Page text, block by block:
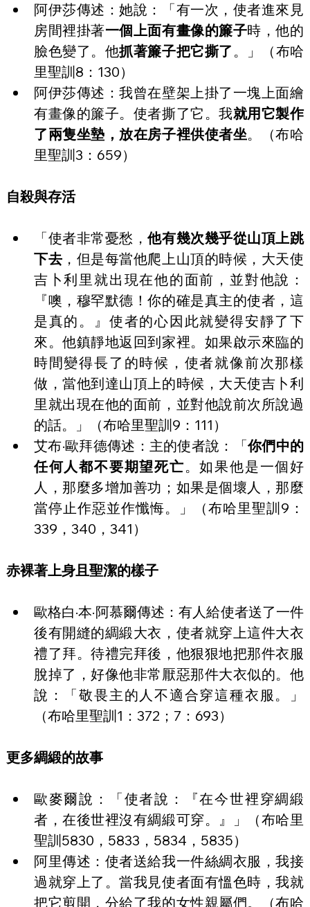
阿伊莎傳述：她說：「有一次，使者進來見
房間裡掛著一個上面有畫像的簾子時，他的
臉色變了。他抓著簾子把它撕了 。」（布哈
里聖訓8：130）
阿伊莎傳述：我曾在壁架上掛了一塊上面繪
有畫像的簾子。使者撕了它。我就用它製作
了兩隻坐墊，放在房子裡供使者坐。（布哈
里聖訓3：659）
自殺與存活
「使者非常憂愁，他有幾次幾乎從山頂上跳
下去 ，但是每當他爬上山頂的時候，大天使
吉卜利里就出現在他的面前，並對他說：
『噢，穆罕默德！你的確是真主的使者，這
是真的。』使者的心因此就變得安靜了下
來。他鎮靜地返回到家裡。如果啟示來臨的
時間變得長了的時候，使者就像前次那樣
做，當他到達山頂上的時候，大天使吉卜利
里就出現在他的面前，並對他說前次所說過
的話。」（布哈里聖訓9：111）
艾布·歐拜德傳述：主的使者說：「你們中的
任何人都不要期望死亡。如果他是一個好
人，那麼多增加善功；如果是個壞人，那麼
當停止作惡並作懺悔。」（布哈里聖訓9：
339，340，341）
赤裸著上身且聖潔的樣子
歐格白·本·阿慕爾傳述：有人給使者送了一件
後有開縫的綢緞大衣，使者就穿上這件大衣
禮了拜。待禮完拜後，他狠狠地把那件衣服
脫掉了，好像他非常厭惡那件大衣似的。他
說：「敬畏主的人不適合穿這種衣服。」
（布哈里聖訓1：372；7：693）
更多綢緞的故事
歐麥爾說：「使者說：『在今世裡穿綢緞
者，在後世裡沒有綢緞可穿。』」（布哈里
聖訓5830，5833，5834，5835）
阿里傳述：使者送給我一件絲綢衣服，我接
過就穿上了。當我見使者面有慍色時，我就
把它剪開，分給了我的女性親屬們。（布哈